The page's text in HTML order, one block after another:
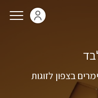
בצפון לזוגות